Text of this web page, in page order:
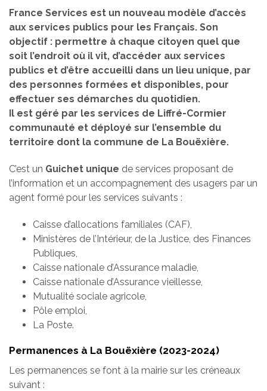
France Services est un nouveau modèle d’accès
aux services publics pour les Français. Son
objectif : permettre à chaque citoyen quel que
soit l’endroit où il vit, d’accéder aux services
publics et d’être accueilli dans un lieu unique, par
des personnes formées et disponibles, pour
effectuer ses démarches du quotidien.
Il est géré par les services de Liffré-Cormier
communauté et déployé sur l’ensemble du
territoire dont la commune de La Bouëxière.
C’est un Guichet unique de services proposant de
l’information et un accompagnement des usagers par un
agent formé pour les services suivants :
Caisse d’allocations familiales (CAF),
Ministères de l’Intérieur, de la Justice, des Finances
Publiques,
Caisse nationale d’Assurance maladie,
Caisse nationale d’Assurance vieillesse,
Mutualité sociale agricole,
Pôle emploi,
La Poste.
Permanences à La Bouëxière (2023-2024)
Les permanences se font à la mairie sur les créneaux
suivant :